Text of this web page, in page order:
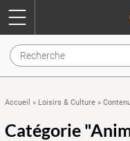
Accueil » Loisirs & Culture »
Catégorie